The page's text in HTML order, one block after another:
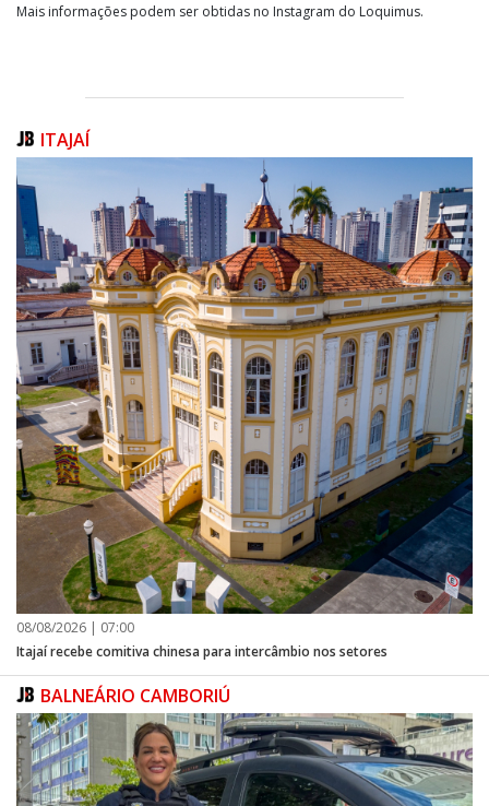
Mais informações podem ser obtidas no Instagram do Loquimus.
ITAJAÍ
08/08/2026 | 07:00
Itajaí recebe comitiva chinesa para intercâmbio nos setores
BALNEÁRIO CAMBORIÚ